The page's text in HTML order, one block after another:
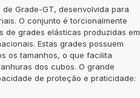
Grade-GT, desenvolvida para
O conjunto é torcionalmente
de grades elásticas produzidas em
Estas grades possuem
os tamanhos, o que facilita
dos cubos. O grande
de proteção e praticidade: